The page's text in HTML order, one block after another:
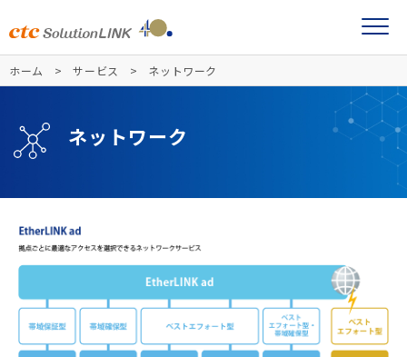
ホーム サービス ネットワーク
ネットワーク